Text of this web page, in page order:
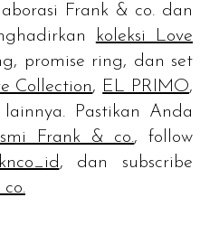
Frank & co. dan
koleksi Love
promise ring, dan set
Collection, EL PRIMO,
Pastikan Anda
Frank & co., follow
, dan subscribe